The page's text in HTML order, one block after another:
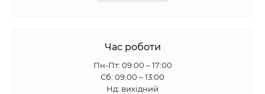
Час роботи
Пн-Пт: 09:00 – 17:00
Сб: 09:00 – 13:00
Нд: вихідний